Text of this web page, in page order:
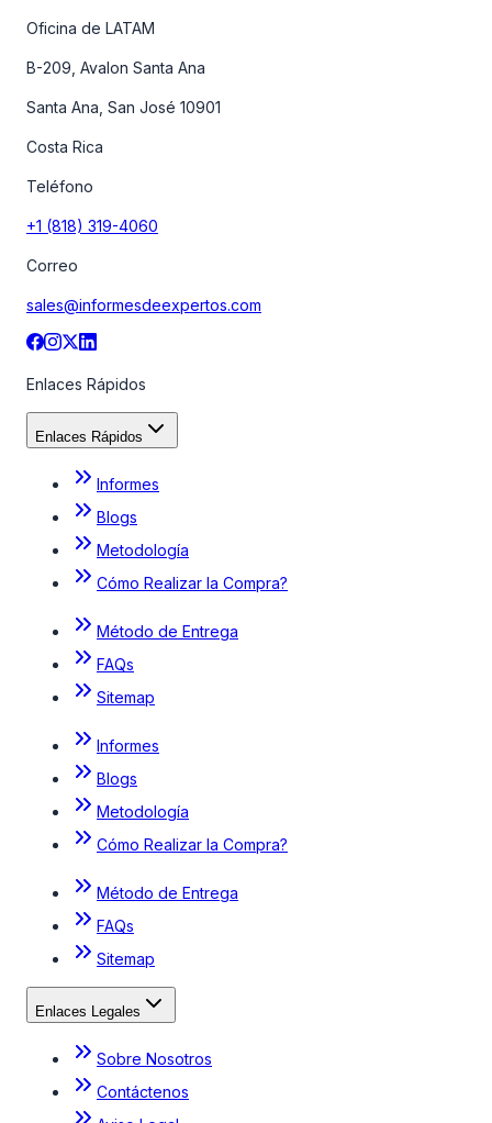
Oficina de LATAM
B-209, Avalon Santa Ana
Santa Ana, San José 10901
Costa Rica
Teléfono
+1 (818) 319-4060
Correo
sales@informesdeexpertos.com
Enlaces Rápidos
Enlaces Rápidos
Informes
Blogs
Metodología
Cómo Realizar la Compra?
Método de Entrega
FAQs
Sitemap
Informes
Blogs
Metodología
Cómo Realizar la Compra?
Método de Entrega
FAQs
Sitemap
Enlaces Legales
Sobre Nosotros
Contáctenos